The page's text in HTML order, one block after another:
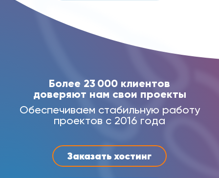
Заказать хостинг
Более 23 000 клиентов
доверяют нам свои проекты
Обеспечиваем стабильную работу
проектов с 2016 года